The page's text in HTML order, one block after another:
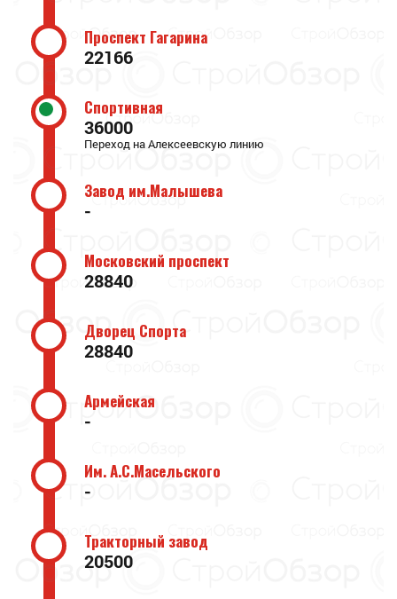
Проспект Гагарина
22166
Спортивная
36000
Переход на Алексеевскую линию
Завод им.Малышева
-
Московский проспект
28840
Дворец Спорта
28840
Армейская
-
Им. А.С.Масельского
-
Тракторный завод
20500